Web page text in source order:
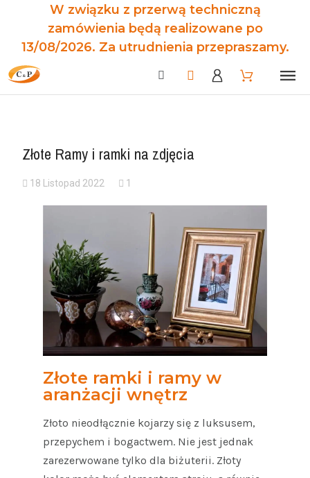
W związku z przerwą techniczną
zamówienia będą realizowane po
13/08/2026. Za utrudnienia przepraszamy.
Złote Ramy i ramki na zdjęcia
18 Listopad 2022 1
Złote ramki i ramy w
aranżacji wnętrz
Złoto nieodłącznie kojarzy się z luksusem,
przepychem i bogactwem. Nie jest jednak
zarezerwowane tylko dla biżuterii. Złoty